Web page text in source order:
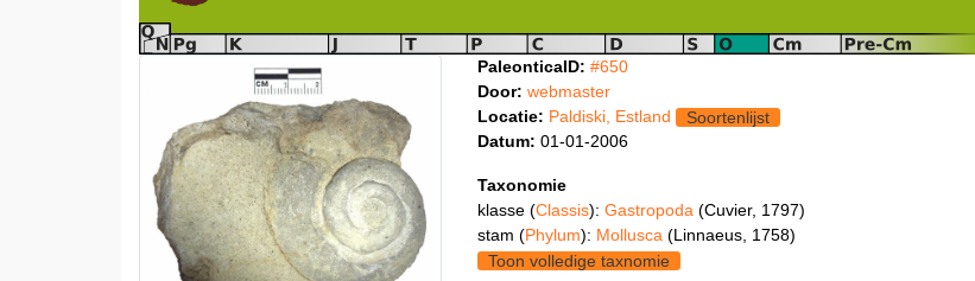
PaleonticaID: #650
Door: webmaster
Locatie: Paldiski, Estland
Soortenlijst
Datum: 01-01-2006
Taxonomie
klasse (Classis): Gastropoda (Cuvier, 1797)
stam (Phylum): Mollusca (Linnaeus, 1758)
Toon volledige taxnomie